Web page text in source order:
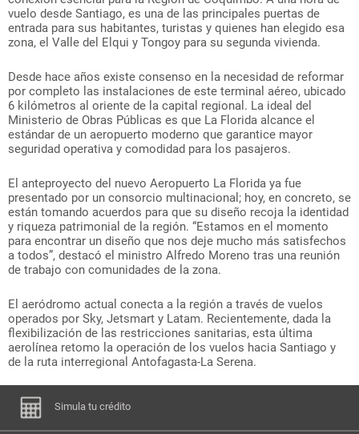
vuelo desde Santiago, es una de las principales puertas de
entrada para sus habitantes, turistas y quienes han elegido esa
zona, el Valle del Elqui y Tongoy para su segunda vivienda.
Desde hace años existe consenso en la necesidad de reformar
por completo las instalaciones de este terminal aéreo, ubicado
6 kilómetros al oriente de la capital regional. La ideal del
Ministerio de Obras Públicas es que La Florida alcance el
estándar de un aeropuerto moderno que garantice mayor
seguridad operativa y comodidad para los pasajeros.
El anteproyecto del nuevo Aeropuerto La Florida ya fue
presentado por un consorcio multinacional; hoy, en concreto, se
están tomando acuerdos para que su diseño recoja la identidad
y riqueza patrimonial de la región. “Estamos en el momento
para encontrar un diseño que nos deje mucho más satisfechos
a todos”, destacó el ministro Alfredo Moreno tras una reunión
de trabajo con comunidades de la zona.
El aeródromo actual conecta a la región a través de vuelos
operados por Sky, Jetsmart y Latam. Recientemente, dada la
flexibilización de las restricciones sanitarias, esta última
aerolínea retomo la operación de los vuelos hacia Santiago y
de la ruta interregional Antofagasta-La Serena.
Simula tu crédito